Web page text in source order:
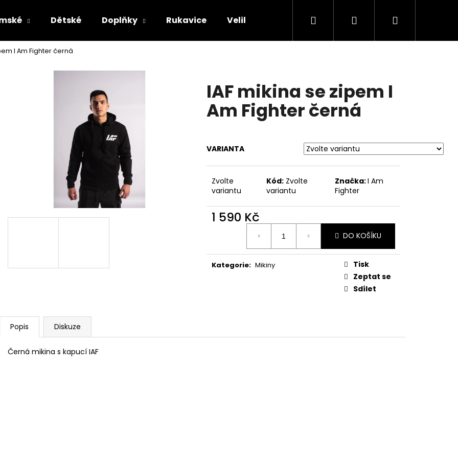
Dětské Doplňky Rukavice Velikostní tabulky Obchodní podmínky
Hledat PřihlášeníNákupní
I Am Fighter černá
IAF mikina se zipem I
Am Fighter černá
VARIANTA
Zvolte
variantu
Kód: Zvolte
variantu
Značka:I Am
Fighter
1 590 Kč
DO KOŠÍKU
Kategorie: Mikiny
Tisk
Zeptat se
Sdílet
Popis Diskuze
Černá mikina s kapucí IAF
Co potřebujete najít?
Doporučujeme
Následující
COOL POOL LITE UFC OCTAGONE